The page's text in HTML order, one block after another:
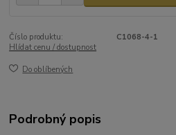
Číslo produktu:
C1068-4-1
Hlídat cenu / dostupnost
Do oblíbených
Podrobný popis